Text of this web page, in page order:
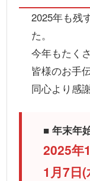
2025年も残
た。
今年もたく
皆様のお手
同心より感
■ 年末年
2025年
1月7日(